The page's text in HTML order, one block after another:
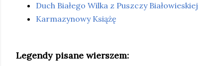
Duch Białego Wilka z Puszczy Białowieskiej
Karmazynowy Książę
Legendy pisane wierszem: